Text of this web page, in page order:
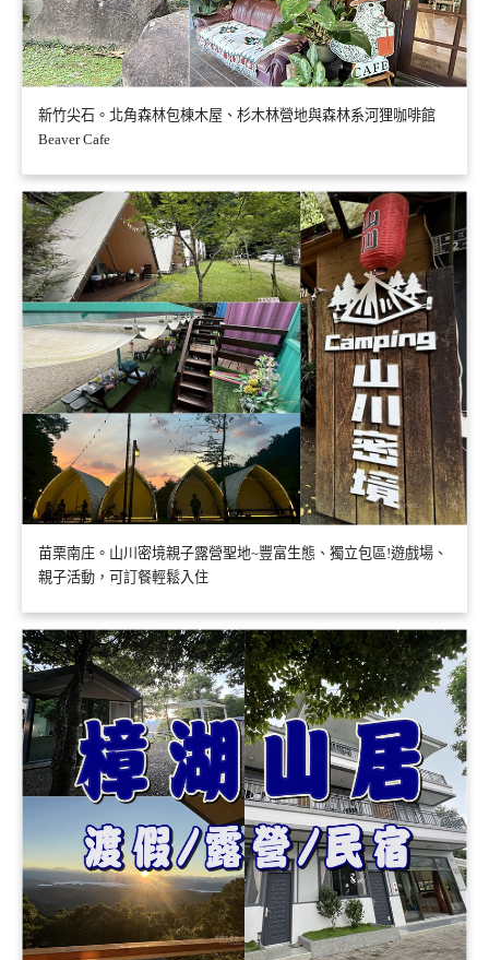
新竹尖石。北角森林包棟木屋、杉木林營地與森林系河狸咖啡館
Beaver Cafe
苗栗南庄。山川密境親子露營聖地~豐富生態、獨立包區!遊戲場、
親子活動，可訂餐輕鬆入住